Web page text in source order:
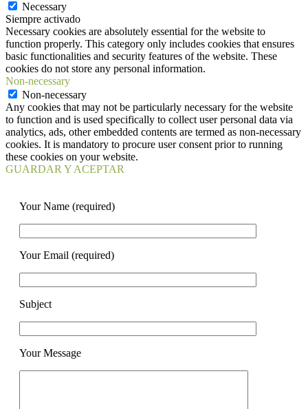
Necessary
Siempre activado
Necessary cookies are absolutely essential for the website to
function properly. This category only includes cookies that ensures
basic functionalities and security features of the website. These
cookies do not store any personal information.
Non-necessary
Non-necessary
Any cookies that may not be particularly necessary for the website
to function and is used specifically to collect user personal data via
analytics, ads, other embedded contents are termed as non-necessary
cookies. It is mandatory to procure user consent prior to running
these cookies on your website.
GUARDAR Y ACEPTAR
Your Name (required)
Your Email (required)
Subject
Your Message